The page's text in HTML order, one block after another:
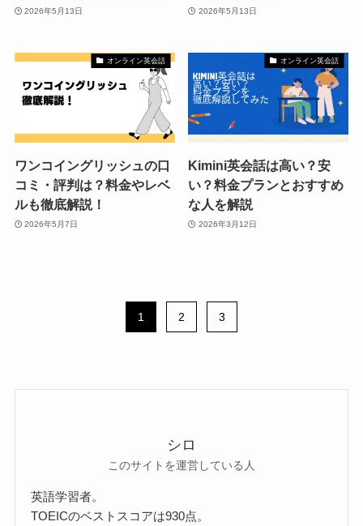
2026年5月13日 2026年5月13日
オンライン英会話
ワンコイングリッシュの口
コミ・評判は？料金やレベ
ルも徹底解説！
2026年5月7日
オンライン英会話
Kimini英会話は高い？安
い？料金プランとおすすめ
な人を解説
2026年3月12日
1 2 3
シロ
このサイトを運営している人
英語学習者。
TOEICのベストスコアは930点。